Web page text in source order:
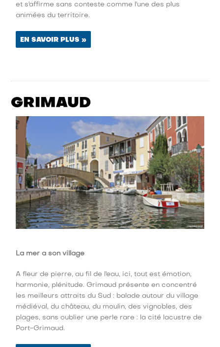
et s'affirme sans conteste comme l'une des plus
animées du territoire.
EN SAVOIR PLUS »
GRIMAUD
La mer a son village
A fleur de pierre, au fil de l'eau, ici, tout est émotion,
harmonie, plénitude. Grimaud présente en concentré
les meilleurs attraits du Sud : balade autour du village
médiéval, du château, du moulin, des vignobles, des
plages, sans oublier une perle rare : la cité lacustre de
Port-Grimaud.